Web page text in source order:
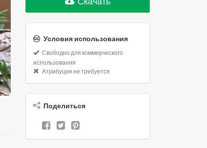
Условия использования
Свободно для коммерческого
использования
Атрибуция не требуется
Поделиться